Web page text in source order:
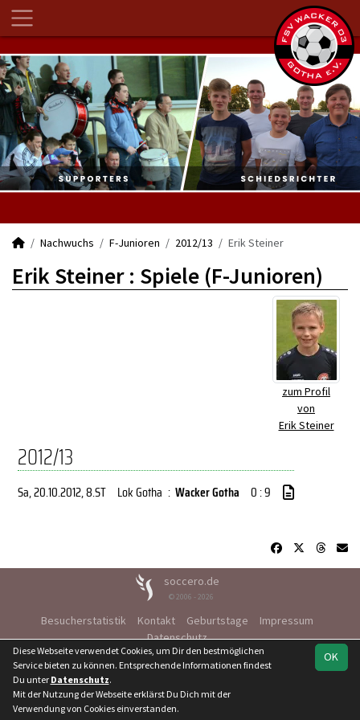
Nachwuchs F-Junioren 2012/13 Erik Steiner
Erik Steiner : Spiele (F-Junioren)
zum Profil
von
Erik Steiner
2012/13
Sa, 20.10.2012, 8.ST Lok Gotha : Wacker Gotha 0 : 9
soccero.de
© 2006 - 2026
Besucherstatistik Kontakt Geburtstage
Impressum
Datenschutz
OK
Diese Webseite verwendet Cookies, um Dir den bestmöglichen
Service bieten zu können. Entsprechende Informationen findest
Du unter Datenschutz.
Mit der Nutzung der Webseite erklärst Du Dich mit der
Verwendung von Cookies einverstanden.